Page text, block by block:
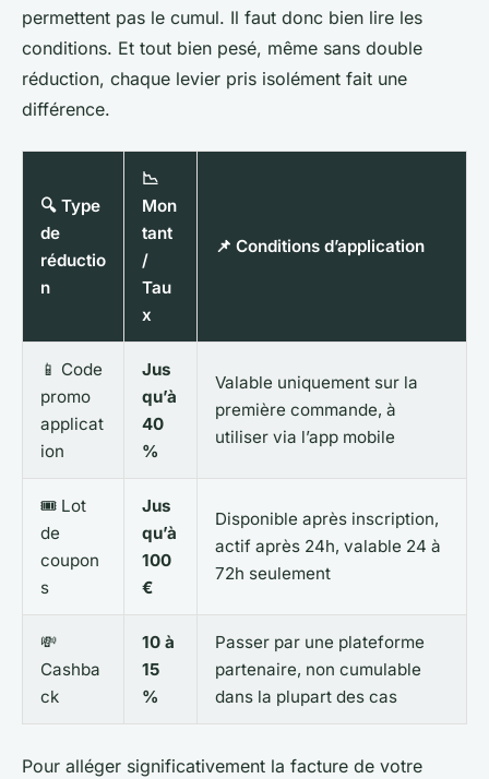
permettent pas le cumul. Il faut donc bien lire les
conditions. Et tout bien pesé, même sans double
réduction, chaque levier pris isolément fait une
différence.
🔍 Type
de
réductio
n
📉
Mon
tant
/
Tau
x
📌 Conditions d’application
📱 Code
promo
applicat
ion
Jus
qu’à
40
%
Valable uniquement sur la
première commande, à
utiliser via l’app mobile
🎟️ Lot
de
coupon
s
Jus
qu’à
100
€
Disponible après inscription,
actif après 24h, valable 24 à
72h seulement
💸
Cashba
ck
10 à
15
%
Passer par une plateforme
partenaire, non cumulable
dans la plupart des cas
Pour alléger significativement la facture de votre